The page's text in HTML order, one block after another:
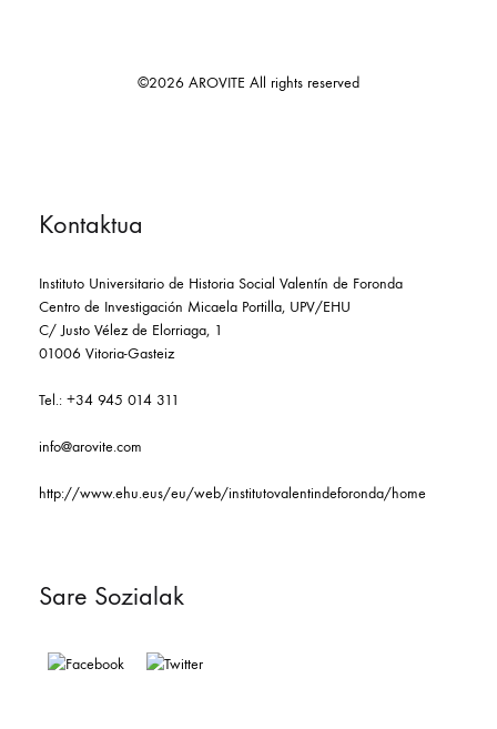
©2026 AROVITE All rights reserved
Kontaktua
Instituto Universitario de Historia Social Valentín de Foronda
Centro de Investigación Micaela Portilla, UPV/EHU
C/ Justo Vélez de Elorriaga, 1
01006 Vitoria-Gasteiz
Tel.: +34 945 014 311
info@arovite.com
http://www.ehu.eus/eu/web/institutovalentindeforonda/home
Sare Sozialak